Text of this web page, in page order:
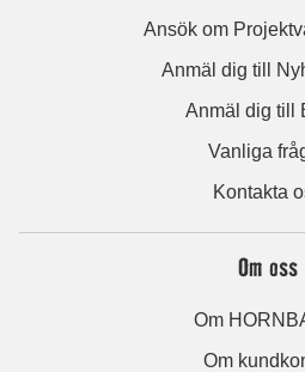
Ansök om
Anmäl dig till
Anmäl dig till
Vanliga
Kontakta
Om oss
Om
Om